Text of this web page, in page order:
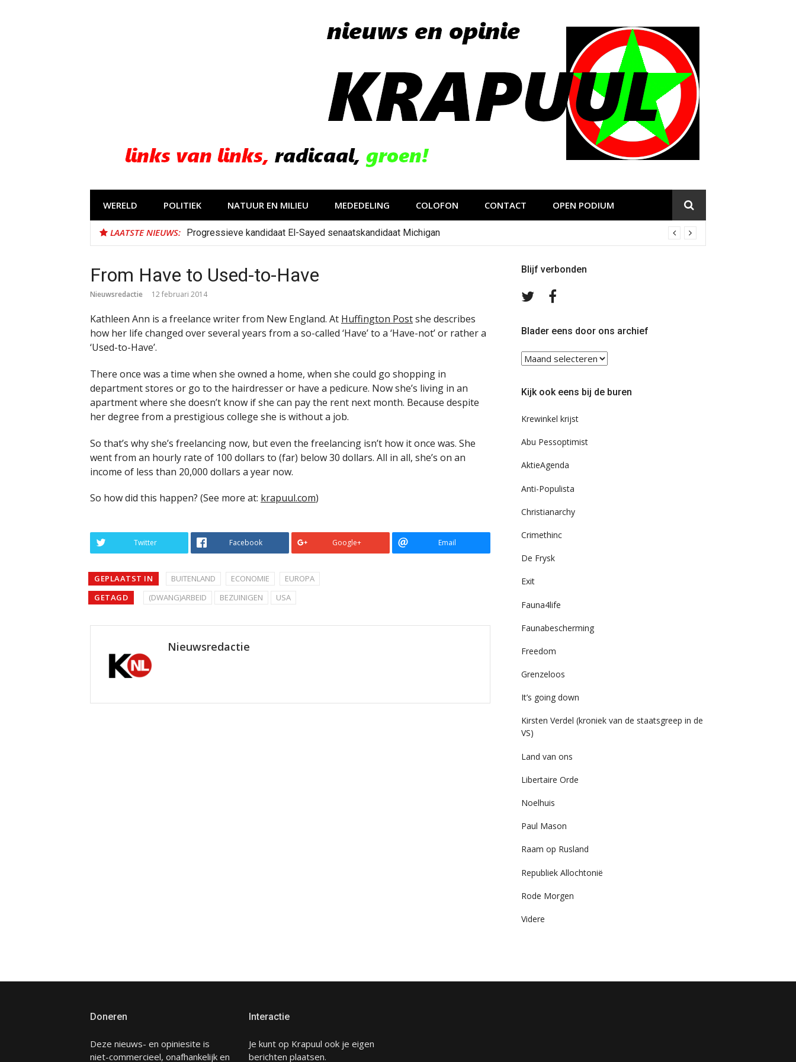
WERELD POLITIEK NATUUR EN MILIEU MEDEDELING COLOFON CONTACT OPEN PODIUM
LAATSTE NIEUWS: Progressieve kandidaat El-Sayed senaatskandidaat Michigan
From Have to Used-to-Have
Nieuwsredactie 12 februari 2014
Kathleen Ann is a freelance writer from New England. At Huffington Postshe describes
how her life changed over several years from a so-called ‘Have’ to a ‘Have-not’ or rather a
‘Used-to-Have’.
There once was a time when she owned a home, when she could go shopping in
department stores or go to the hairdresser or have a pedicure. Now she’s living in an
apartment where she doesn’t know if she can pay the rent next month. Because despite
her degree from a prestigious college she is without a job.
So that’s why she’s freelancing now, but even the freelancing isn’t how it once was. She
went from an hourly rate of 100 dollars to (far) below 30 dollars. All in all, she’s on an
income of less than 20,000 dollars a year now.
So how did this happen? (See more at: krapuul.com)
Twitter Facebook Google+ Email
GEPLAATST IN BUITENLAND ECONOMIE
EUROPA
GETAGD
(DWANG)ARBEID BEZUINIGEN USA
Nieuwsredactie
Blijf verbonden
Volg
TwitterFacebook
Blader eens door ons archief
Blader
eens
ons
Kijk ook eens bij de buren
Krewinkel krijst
Abu Pessoptimist
AktieAgenda
Anti-Populista
Christianarchy
Crimethinc
De Frysk
Exit
Fauna4life
Faunabescherming
Freedom
Grenzeloos
It’s going down
Kirsten Verdel (kroniek van de staatsgreep in de
VS)
Land van ons
Libertaire Orde
Noelhuis
Paul Mason
Raam op Rusland
Republiek Allochtonië
Rode Morgen
Videre
Doneren
Deze nieuws- en opiniesite is
niet-commercieel, onafhankelijk en
Interactie
Je kunt op Krapuul ook je eigen
berichten plaatsen.